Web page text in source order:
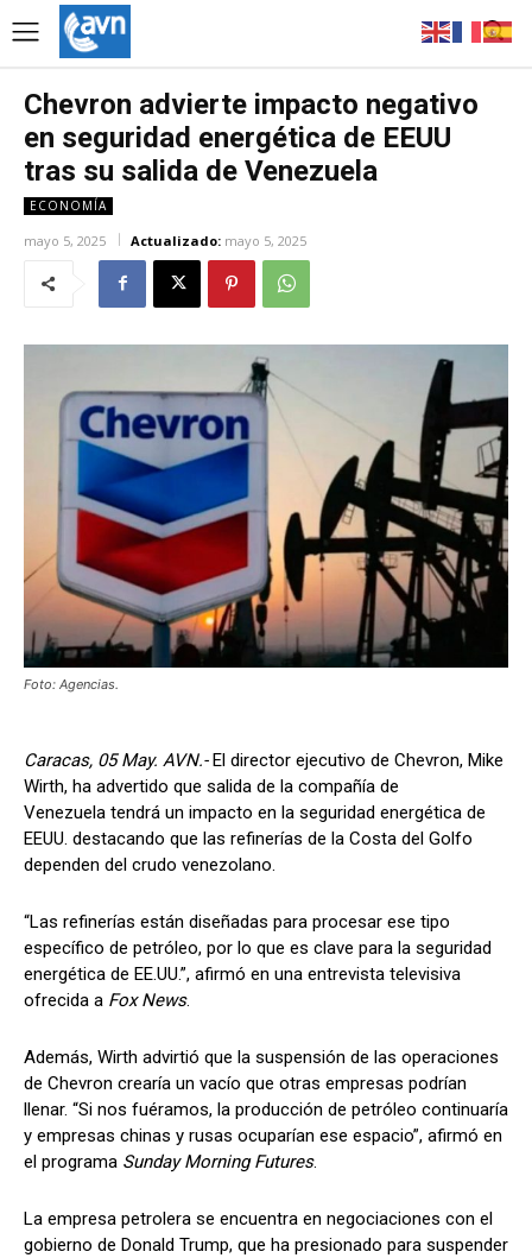
Chevron advierte impacto negativo
en seguridad energética de EEUU
tras su salida de Venezuela
ECONOMÍA
mayo 5, 2025 Actualizado: mayo 5, 2025
Foto: Agencias.
Caracas, 05 May. AVN.-El director ejecutivo de Chevron, Mike
Wirth, ha advertido que salida de la compañía de
Venezuela tendrá un impacto en la seguridad energética de
EEUU. destacando que las refinerías de la Costa del Golfo
dependen del crudo venezolano.
“Las refinerías están diseñadas para procesar ese tipo
específico de petróleo, por lo que es clave para la seguridad
energética de EE.UU.”, afirmó en una entrevista televisiva
ofrecida a Fox News.
Además, Wirth advirtió que la suspensión de las operaciones
de Chevron crearía un vacío que otras empresas podrían
llenar. “Si nos fuéramos, la producción de petróleo continuaría
y empresas chinas y rusas ocuparían ese espacio”, afirmó en
el programa Sunday Morning Futures.
La empresa petrolera se encuentra en negociaciones con el
gobierno de Donald Trump, que ha presionado para suspender